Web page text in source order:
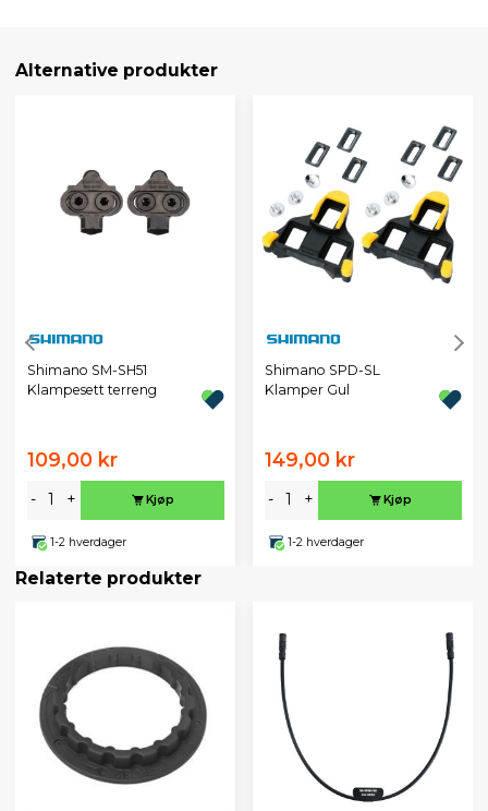
Alternative produkter
Shimano SM-SH51
Klampesett terreng
109,00 kr
- + Kjøp
1-2 hverdager
Shimano SPD-SL
Klamper Gul
149,00 kr
- + Kjøp
1-2 hverdager
Relaterte produkter